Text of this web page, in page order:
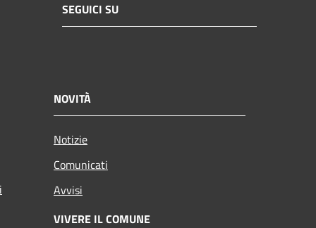
SEGUICI SU
NOVITÀ
Notizie
Comunicati
Avvisi
VIVERE IL COMUNE